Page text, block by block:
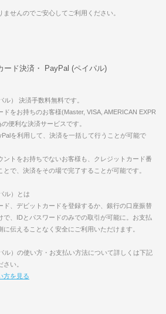
ませんのでご安心してご利用ください。
ード決済・ PayPal (ペイパル)
ル） 決済手数料無料です。
ドをお持ちのお客様(Master, VISA, AMERICAN EXPR
便利な決済サービスです。
を利用して、決済を一括して行うことが可能で
ントをお持ちでないお客様も、クレジットカード番
とで、決済をその場で完了することが可能です。
ル）とは
ド、デビットカードを登録するか、銀行の口座振替
で、IDとパスワードのみでの取引が可能に。お支払
に伝えることなく安全にご利用いただけます。
ル）の使い方・お支払い方法について詳しくは下記
さい。
方を見る